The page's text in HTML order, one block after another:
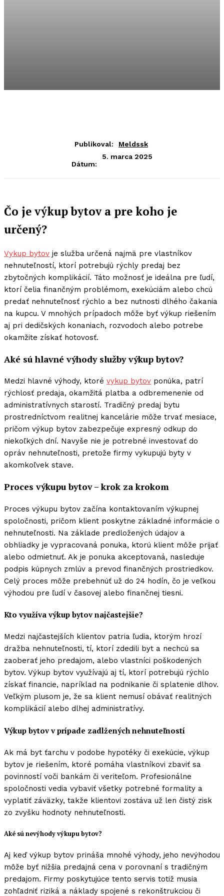
Publikoval: Meldssk
Dátum:
5. marca 2025
Čo je výkup bytov a pre koho je
určený?
Vykup bytov je služba určená najmä pre vlastníkov
nehnuteľností, ktorí potrebujú rýchly predaj bez
zbytočných komplikácií. Táto možnosť je ideálna pre ľudí,
ktorí čelia finančným problémom, exekúciám alebo chcú
predať nehnuteľnosť rýchlo a bez nutnosti dlhého čakania
na kupcu. V mnohých prípadoch môže byť výkup riešením
aj pri dedičských konaniach, rozvodoch alebo potrebe
okamžite získať hotovosť.
Aké sú hlavné výhody služby výkup bytov?
Medzi hlavné výhody, ktoré vykup bytov ponúka, patrí
rýchlosť predaja, okamžitá platba a odbremenenie od
administratívnych starostí. Tradičný predaj bytu
prostredníctvom realitnej kancelárie môže trvať mesiace,
pričom výkup bytov zabezpečuje expresný odkup do
niekoľkých dní. Navyše nie je potrebné investovať do
opráv nehnuteľnosti, pretože firmy vykupujú byty v
akomkoľvek stave.
Proces výkupu bytov – krok za krokom
Proces výkupu bytov začína kontaktovaním výkupnej
spoločnosti, pričom klient poskytne základné informácie o
nehnuteľnosti. Na základe predložených údajov a
obhliadky je vypracovaná ponuka, ktorú klient môže prijať
alebo odmietnuť. Ak je ponuka akceptovaná, nasleduje
podpis kúpnych zmlúv a prevod finančných prostriedkov.
Celý proces môže prebehnúť už do 24 hodín, čo je veľkou
výhodou pre ľudí v časovej alebo finančnej tiesni.
Kto využíva výkup bytov najčastejšie?
Medzi najčastejších klientov patria ľudia, ktorým hrozí
dražba nehnuteľnosti, tí, ktorí zdedili byt a nechcú sa
zaoberať jeho predajom, alebo vlastníci poškodených
bytov. Výkup bytov využívajú aj tí, ktorí potrebujú rýchlo
získať financie, napríklad na podnikanie či splatenie dlhov.
Veľkým plusom je, že sa klient nemusí obávať realitných
komplikácií alebo dlhej administratívy.
Výkup bytov v prípade zadlžených nehnuteľností
Ak má byt ťarchu v podobe hypotéky či exekúcie, výkup
bytov je riešením, ktoré pomáha vlastníkovi zbaviť sa
povinností voči bankám či veriteľom. Profesionálne
spoločnosti vedia vybaviť všetky potrebné formality a
vyplatiť záväzky, takže klientovi zostáva už len čistý zisk
zo zvyšku hodnoty nehnuteľnosti.
Aké sú nevýhody výkupu bytov?
Aj keď výkup bytov prináša mnohé výhody, jeho nevýhodou
môže byť nižšia predajná cena v porovnaní s tradičným
predajom. Firmy poskytujúce tento servis totiž musia
zohľadniť riziká a náklady spojené s rekonštrukciou či